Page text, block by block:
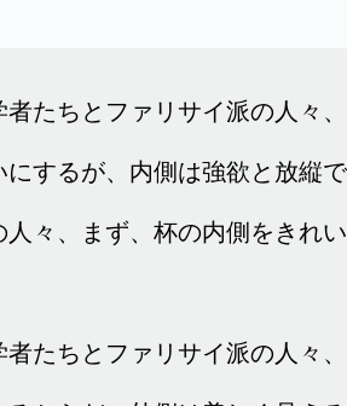
たちとファリサイ派の人々
にするが、内側は強欲と放縦
人々、まず、杯の内側をきれ
たちとファリサイ派の人々